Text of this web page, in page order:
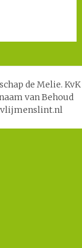
de Melie. KvK
van Behoud